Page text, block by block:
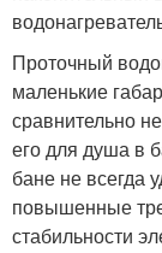
Проточный
маленькие
сравнительно
его для душа в
бане не всегда
повышенные
стабильности